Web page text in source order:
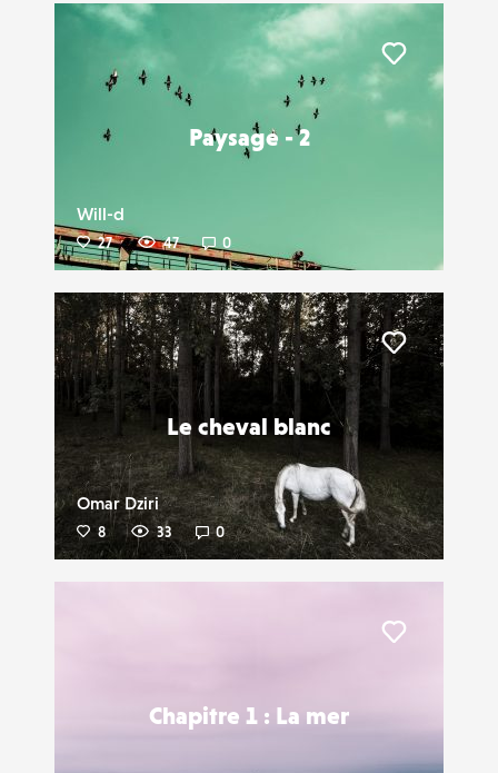
Paysage - 2
Will-d
27 47 0
Liker
Le cheval blanc
Omar Dziri
8 33 0
Liker
Chapitre 1 : La mer